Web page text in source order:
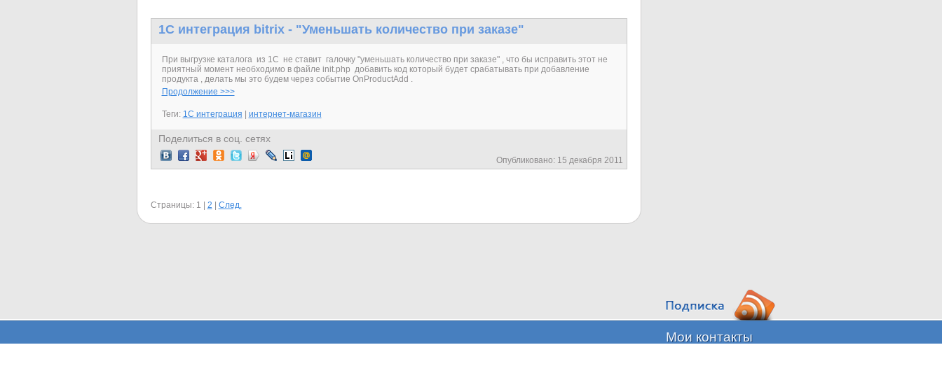
1C интеграция bitrix - "Уменьшать количество при заказе"
При выгрузке каталога из 1С не ставит галочку "уменьшать количество при заказе" , что бы исправить этот не
приятный момент необходимо в файле init.php добавить код который будет срабатывать при добавление
продукта , делать мы это будем через событие OnProductAdd .
Продолжение >>>
Теги: 1C интеграция интернет-магазин
Поделиться в соц. сетях
Опубликовано: 15 декабря 2011
Страницы: 1 2 След.
Мои контакты